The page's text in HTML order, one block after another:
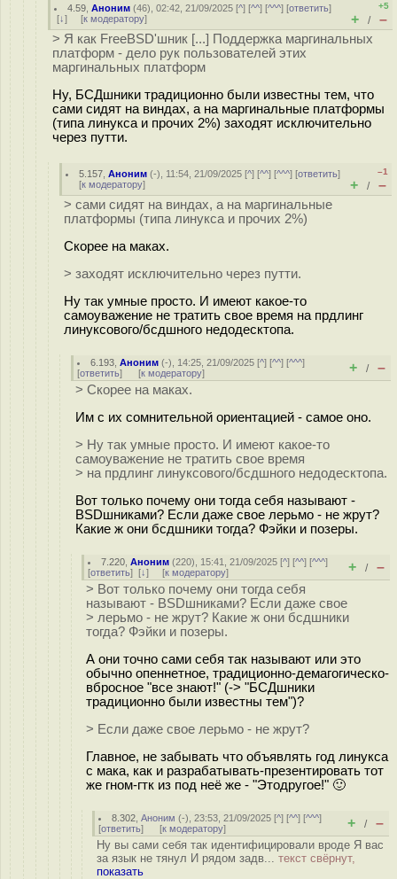
4.59 ,Аноним (46), 02:42, 21/09/2025 [^] [^^] [^^^] [ответить]
[↓] [к модератору]
+5
+ / –
> Я как FreeBSD'шник [...] Поддержка маргинальных
платформ - дело рук пользователей этих
маргинальных платформ
Ну, БСДшники традиционно были известны тем, что
сами сидят на виндах, а на маргинальные платформы
(типа линукса и прочих 2%) заходят исключительно
через путти.
5.157 ,Аноним (-), 11:54, 21/09/2025 [^] [^^] [^^^] [ответить]
[к модератору]
–1
+ / –
> сами сидят на виндах, а на маргинальные
платформы (типа линукса и прочих 2%)
Скорее на маках.
> заходят исключительно через путти.
Ну так умные просто. И имеют какое-то
самоуважение не тратить свое время на прдлинг
линуксового/бсдшного недодесктопа.
6.193 ,Аноним (-), 14:25, 21/09/2025 [^] [^^] [^^^]
[ответить] [к модератору] + / –
> Скорее на маках.
Им с их сомнительной ориентацией - самое оно.
> Ну так умные просто. И имеют какое-то
самоуважение не тратить свое время
> на прдлинг линуксового/бсдшного недодесктопа.
Вот только почему они тогда себя называют -
BSDшниками? Если даже свое лерьмо - не жрут?
Какие ж они бсдшники тогда? Фэйки и позepы.
7.220 ,Аноним (220), 15:41, 21/09/2025 [^] [^^] [^^^]
[ответить] [↓] [к модератору] + / –
> Вот только почему они тогда себя
называют - BSDшниками? Если даже свое
> лерьмо - не жрут? Какие ж они бсдшники
тогда? Фэйки и позepы.
А они точно сами себя так называют или это
обычно опеннетное, традиционно-демагогическо-
вбросное "все знают!" (-> "БСДшники
традиционно были известны тем")?
> Если даже свое лерьмо - не жрут?
Главное, не забывать что объявлять год линукса
с мака, как и разрабатывать-презентировать тот
же гном-гтк из под неё же - "Этодругое!" 🙂
8.302 ,Аноним (-), 23:53, 21/09/2025 [^] [^^] [^^^]
[ответить] [к модератору] + / –
Ну вы сами себя так идентифицировали вроде Я вас
за язык не тянул И рядом задв... текст свёрнут,
показать